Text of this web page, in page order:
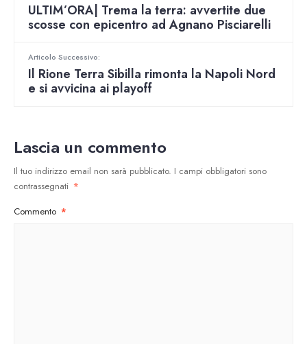
ULTIM’ORA| Trema la terra: avvertite due
scosse con epicentro ad Agnano Pisciarelli
Articolo Successivo:
Il Rione Terra Sibilla rimonta la Napoli Nord
e si avvicina ai playoff
Lascia un commento
Il tuo indirizzo email non sarà pubblicato. I campi obbligatori sono
contrassegnati *
Commento *